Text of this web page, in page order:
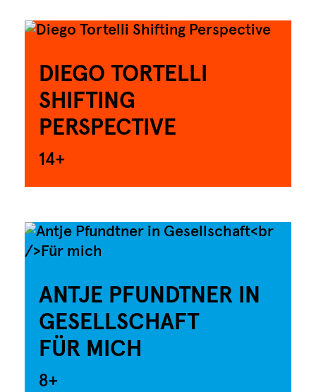
DIEGO TORTELLI
SHIFTING
PERSPECTIVE
14+
ANTJE PFUNDTNER IN
GESELLSCHAFT
FÜR MICH
8+